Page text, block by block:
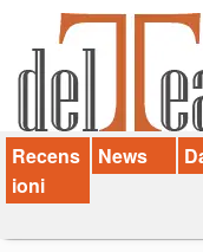
News
Palazzi consiglia
Video
Chi siamo
Recens
ioni
News